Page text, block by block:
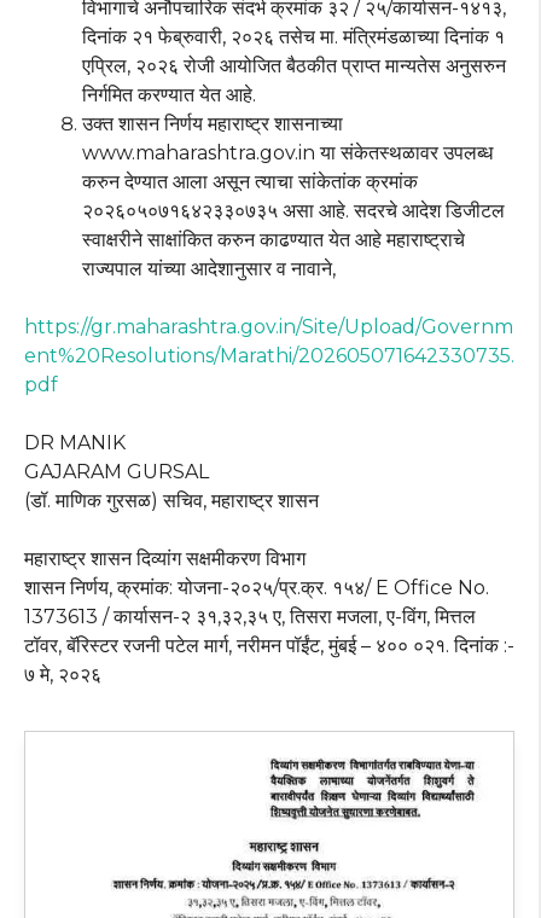
विभागाचे अनौपचारिक संदर्भ क्रमांक ३२ / २५/कार्यासन-१४१३,
दिनांक २१ फेब्रुवारी, २०२६ तसेच मा. मंत्रिमंडळाच्या दिनांक १
एप्रिल, २०२६ रोजी आयोजित बैठकीत प्राप्त मान्यतेस अनुसरुन
निर्गमित करण्यात येत आहे.
उक्त शासन निर्णय महाराष्ट्र शासनाच्या
www.maharashtra.gov.in या संकेतस्थळावर उपलब्ध
करुन देण्यात आला असून त्याचा सांकेतांक क्रमांक
२०२६०५०७१६४२३३०७३५ असा आहे. सदरचे आदेश डिजीटल
स्वाक्षरीने साक्षांकित करुन काढण्यात येत आहे महाराष्ट्राचे
राज्यपाल यांच्या आदेशानुसार व नावाने,
https://gr.maharashtra.gov.in/Site/Upload/Governm
ent%20Resolutions/Marathi/202605071642330735.
pdf
DR MANIK
GAJARAM GURSAL
(डॉ. माणिक गुरसळ) सचिव, महाराष्ट्र शासन
महाराष्ट्र शासन दिव्यांग सक्षमीकरण विभाग
शासन निर्णय, क्रमांक: योजना-२०२५/प्र.क्र. १५४/ E Office No.
1373613 / कार्यासन-२ ३१,३२,३५ ए, तिसरा मजला, ए-विंग, मित्तल
टॉवर, बॅरिस्टर रजनी पटेल मार्ग, नरीमन पॉईंट, मुंबई – ४०० ०२१. दिनांक :-
७ मे, २०२६